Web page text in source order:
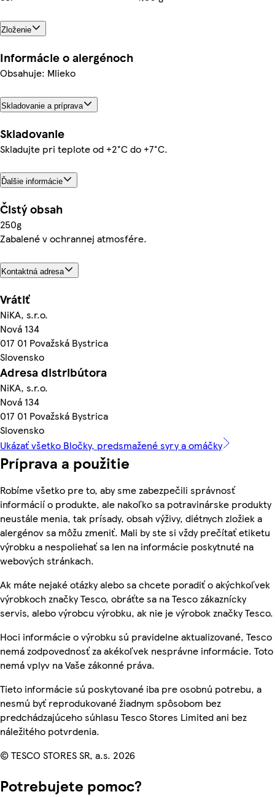
Zloženie
Informácie o alergénoch
Obsahuje: Mlieko
Skladovanie a príprava
Skladovanie
Skladujte pri teplote od +2°C do +7°C.
Ďalšie informácie
Čistý obsah
250g
Zabalené v ochrannej atmosfére.
Kontaktná adresa
Vrátiť
NiKA, s.r.o.
Nová 134
017 01 Považská Bystrica
Slovensko
Adresa distribútora
NiKA, s.r.o.
Nová 134
017 01 Považská Bystrica
Slovensko
Ukázať všetko Bločky, predsmažené syry a omáčky
Príprava a použitie
Robíme všetko pre to, aby sme zabezpečili správnosť
informácií o produkte, ale nakoľko sa potravinárske produkty
neustále menia, tak prísady, obsah výživy, diétnych zložiek a
alergénov sa môžu zmeniť. Mali by ste si vždy prečítať etiketu
výrobku a nespoliehať sa len na informácie poskytnuté na
webových stránkach.
Ak máte nejaké otázky alebo sa chcete poradiť o akýchkoľvek
výrobkoch značky Tesco, obráťte sa na Tesco zákaznícky
servis, alebo výrobcu výrobku, ak nie je výrobok značky Tesco.
Hoci informácie o výrobku sú pravidelne aktualizované, Tesco
nemá zodpovednosť za akékoľvek nesprávne informácie. Toto
nemá vplyv na Vaše zákonné práva.
Tieto informácie sú poskytované iba pre osobnú potrebu, a
nesmú byť reprodukované žiadnym spôsobom bez
predchádzajúceho súhlasu Tesco Stores Limited ani bez
náležitého potvrdenia.
© TESCO STORES SR, a.s. 2026
Potrebujete pomoc?